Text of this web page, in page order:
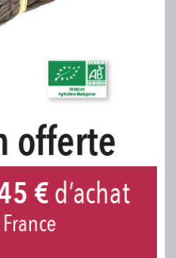
MAGASIN À
sur rendez-vous
et le plan d'accès)
- France - Tél.: 05 63